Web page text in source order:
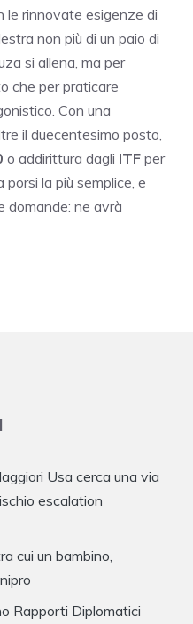
le rinnovate esigenze di
non più di un paio di
si allena, ma per
che per praticare
Con una
il duecentesimo posto,
o addirittura dagli ITF per
la più semplice, e
domande: ne avrà
Usa cerca una via
escalation
cui un bambino,
Rapporti Diplomatici